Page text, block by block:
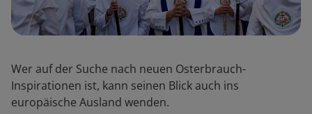
Wer auf der Suche nach neuen Osterbrauch-
Inspirationen ist, kann seinen Blick auch ins
europäische Ausland wenden.